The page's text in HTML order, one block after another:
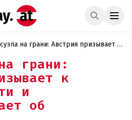
на грани: Австрия призывает к
грани:
к
и
об